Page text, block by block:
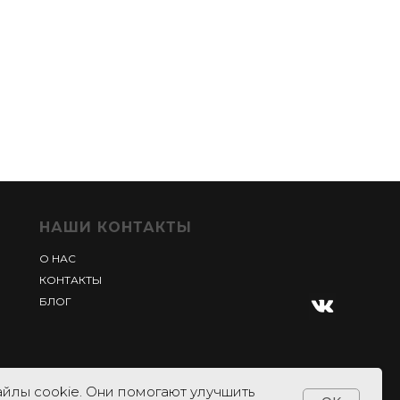
cookie. Они помогают улучшить
НАШИ КОНТАКТЫ
О НАС
КОНТАКТЫ
БЛОГ